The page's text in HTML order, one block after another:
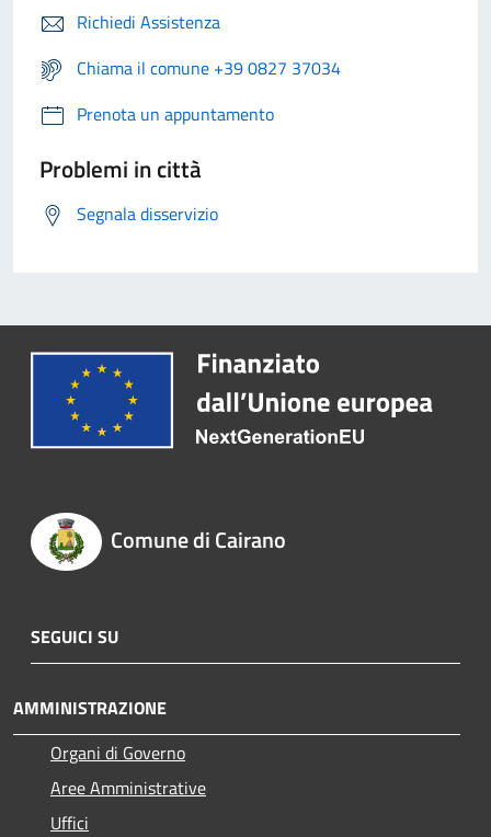
Richiedi Assistenza
Chiama il comune +39 0827 37034
Prenota un appuntamento
Problemi in città
Segnala disservizio
Comune di Cairano
SEGUICI SU
AMMINISTRAZIONE
Organi di Governo
Aree Amministrative
Uffici